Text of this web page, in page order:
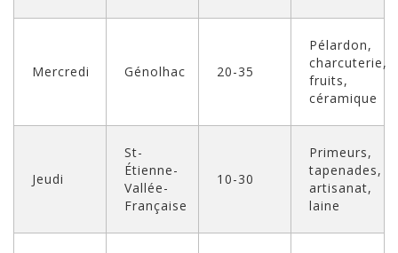
Mercredi Génolhac 20-35
Pélardon,
charcuterie,
fruits,
céramique
Jeudi
St-
Étienne-
Vallée-
Française
10-30
Primeurs,
tapenades,
artisanat,
laine